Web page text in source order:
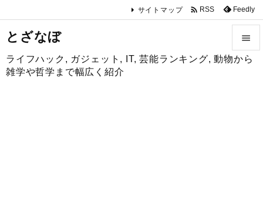
とざなぼ
ライフハック, ガジェット, IT, 芸能ランキング, 動物から
雑学や哲学まで幅広く紹介


サイトマップ  RSS Feedly